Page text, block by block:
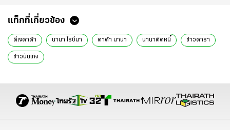
แท็กที่เกี่ยวข้อง
ดีเจดาด้า นานา ไรบีนา ดาด้า นานา นานาติดหนี้ ข่าวดารา
ข่าวบันเทิง